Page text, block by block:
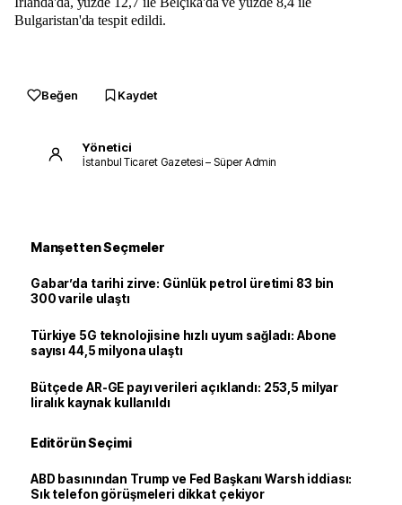
Bulgaristan'da tespit edildi.
Beğen Kaydet
Yönetici
İstanbul Ticaret Gazetesi – Süper Admin
Manşetten Seçmeler
Gabar’da tarihi zirve: Günlük petrol üretimi 83 bin
300 varile ulaştı
Türkiye 5G teknolojisine hızlı uyum sağladı: Abone
sayısı 44,5 milyona ulaştı
Bütçede AR-GE payı verileri açıklandı: 253,5 milyar
liralık kaynak kullanıldı
Editörün Seçimi
ABD basınından Trump ve Fed Başkanı Warsh iddiası:
Sık telefon görüşmeleri dikkat çekiyor